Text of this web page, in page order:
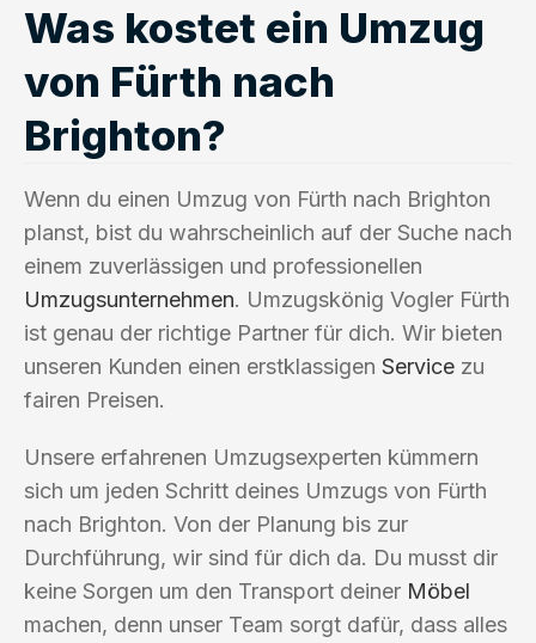
Was kostet ein Umzug
von Fürth nach
Brighton?
Wenn du einen Umzug von Fürth nach Brighton
planst, bist du wahrscheinlich auf der Suche nach
einem zuverlässigen und professionellen
Umzugsunternehmen. Umzugskönig Vogler Fürth
ist genau der richtige Partner für dich. Wir bieten
unseren Kunden einen erstklassigen Service zu
fairen Preisen.
Unsere erfahrenen Umzugsexperten kümmern
sich um jeden Schritt deines Umzugs von Fürth
nach Brighton. Von der Planung bis zur
Durchführung, wir sind für dich da. Du musst dir
keine Sorgen um den Transport deiner Möbel
machen, denn unser Team sorgt dafür, dass alles